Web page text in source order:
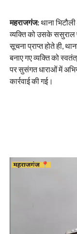
महराजगंज:थाना
व्यक्ति को उसके ससुराल
सूचना प्राप्त होते ही,
बनाए गए व्यक्ति को
पर सुसंगत धाराओं में
कार्रवाई की गई।